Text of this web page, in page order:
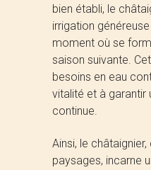
bien établi, le
irrigation
moment où se
saison suivante.
besoins en eau
vitalité et à garantir
continue.
Ainsi, le châtaignier,
paysages, incarne